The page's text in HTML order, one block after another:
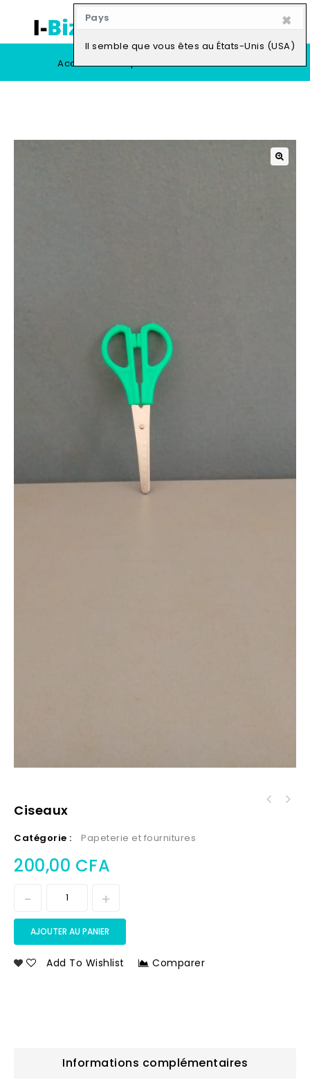
Pays ×
Il semble que vous êtes au États-Unis (USA)
0
Accueil Boutique Vendre
Ciseaux
Catégorie : Papeterie et fournitures
200,00 CFA
AJOUTER AU PANIER
Add To Wishlist Comparer
Informations complémentaires